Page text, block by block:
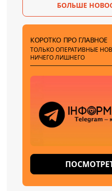
БОЛЬШЕ
КОРОТКО ПРО ГЛАВНОЕ
ТОЛЬКО ОПЕРАТИВНЫЕ
НИЧЕГО ЛИШНЕГО